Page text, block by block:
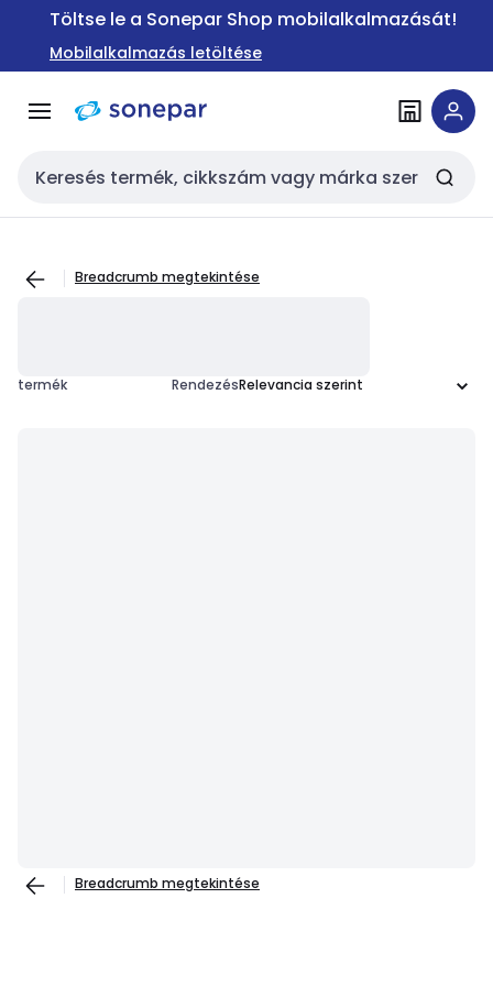
Ugrás a
Ugrás a
tartalomra
Töltse le a Sonepar Shop mobilalkalmazását!
Mobilalkalmazás letöltése
Keresési bemenet
Breadcrumb megtekintése
termék Rendezés
Breadcrumb megtekintése